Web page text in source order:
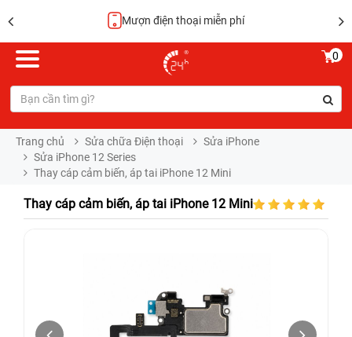
Mượn điện thoại miễn phí
0
Trang chủ Sửa chữa Điện thoại
Sửa iPhone
Sửa iPhone 12 Series
Thay cáp cảm biến, áp tai iPhone 12 Mini
Thay cáp cảm biến, áp tai iPhone 12 Mini